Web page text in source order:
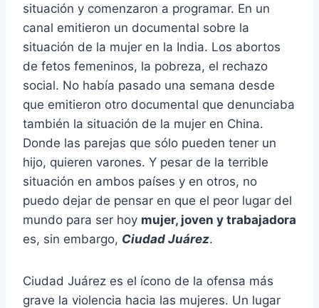
situación y comenzaron a programar. En un
canal emitieron un documental sobre la
situación de la mujer en la India. Los abortos
de fetos femeninos, la pobreza, el rechazo
social. No había pasado una semana desde
que emitieron otro documental que denunciaba
también la situación de la mujer en China.
Donde las parejas que sólo pueden tener un
hijo, quieren varones. Y pesar de la terrible
situación en ambos países y en otros, no
puedo dejar de pensar en que el peor lugar del
mundo para ser hoy mujer, joven y trabajadora
es, sin embargo, Ciudad Juárez.
Ciudad Juárez es el ícono de la ofensa más
grave la violencia hacia las mujeres. Un lugar